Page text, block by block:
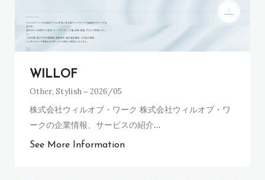
WILLOF
Other,Stylish 2026/05
株式会社ウィルオブ・ワーク 株式会社ウィルオブ・ワ
ークの企業情報、サービスの紹介…
See More Information